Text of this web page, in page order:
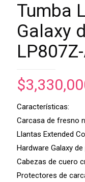
Tumba
Galaxy
$
Características:
Carcasa de fresno
Llantas Extended
Hardware Galaxy
Cabezas de cuero
Protectores de